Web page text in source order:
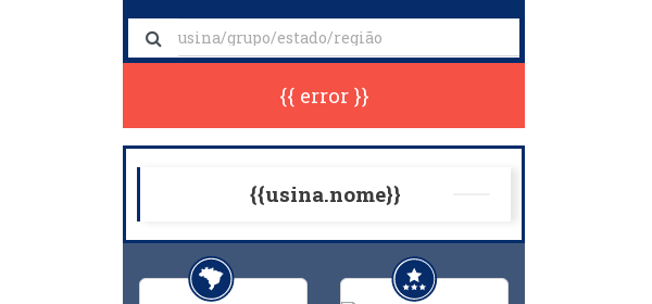
{{ error }}
{{usina.nome}}